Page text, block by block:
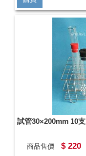
試管30×200mm 10支
商品售價 $ 220